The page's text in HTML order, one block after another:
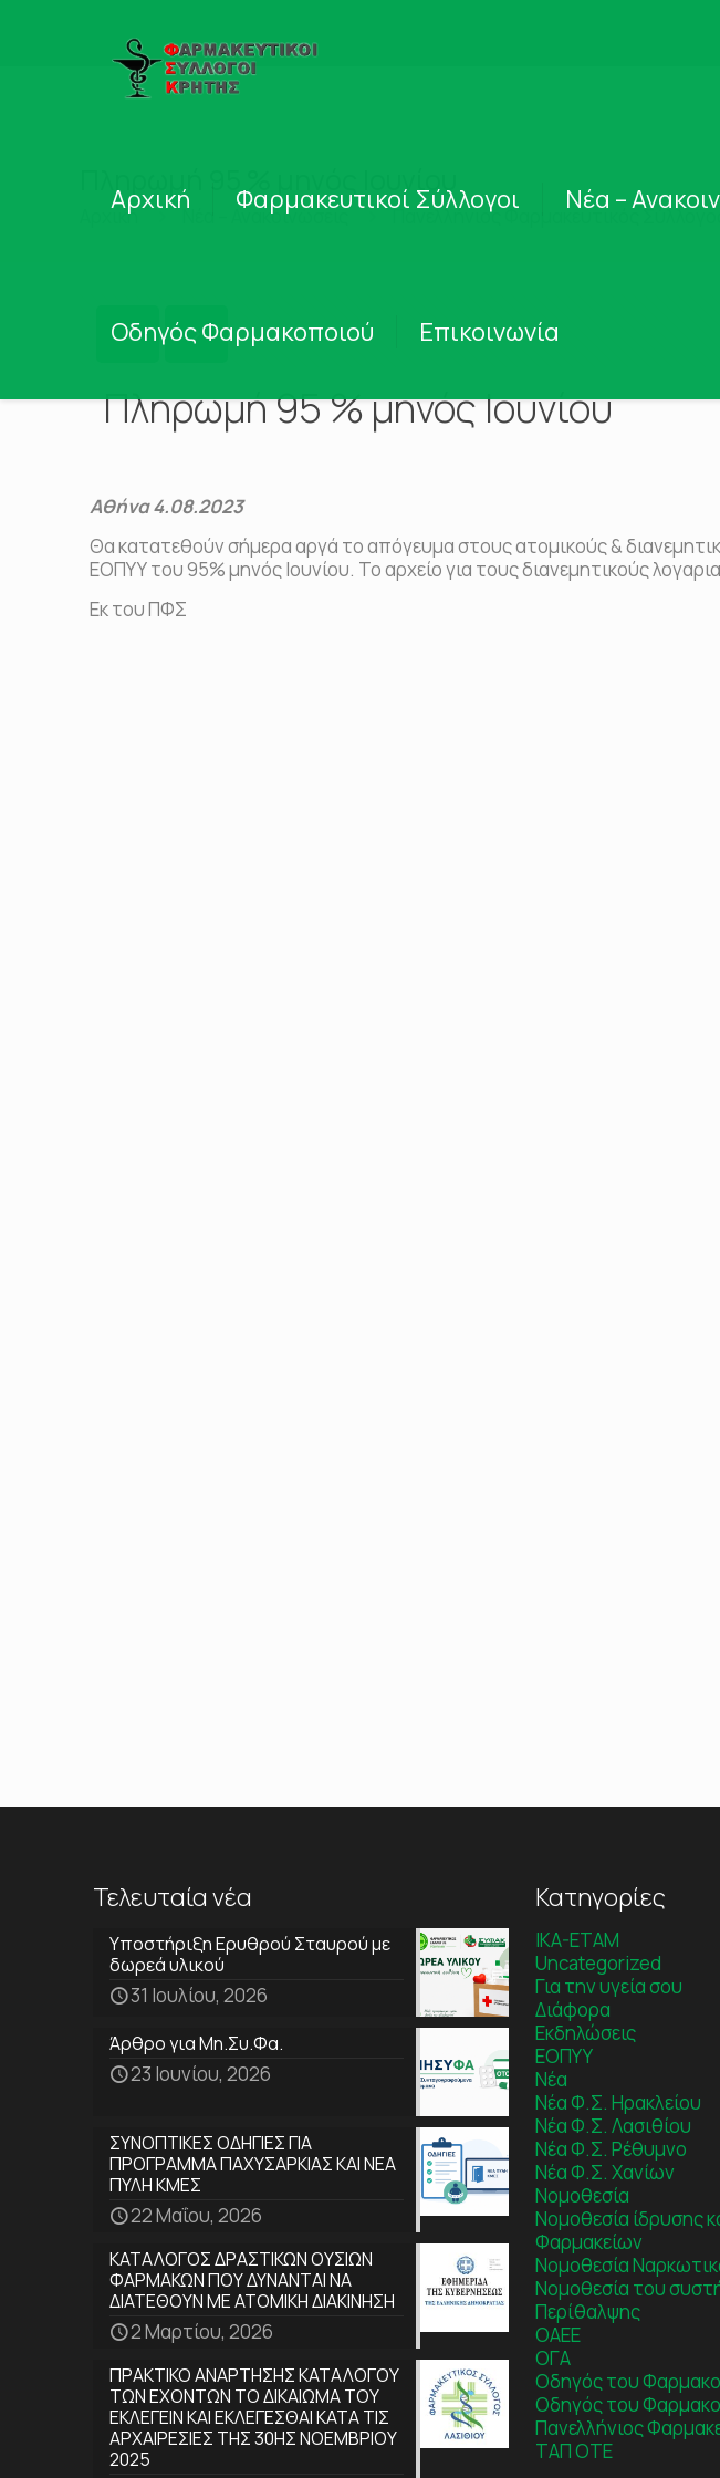
Αρχική Φαρμακευτικοί Σύλλογοι Νέα –
Οδηγός Φαρμακοποιού Επικοινωνία
Πληρωμή 95 % μηνός Ιουνίου
Αρχική Νέα – Ανακοινώσεις Πανελλήνιος Φαρμακευτικός
Πληρωμή 95 % μηνός Ιουνίου
Αθήνα 4.08.2023
Θα κατατεθούν σήμερα αργά το απόγευμα στους ατομικούς &
ΕΟΠΥΥ του 95% μηνός Ιουνίου. Το αρχείο για τους διανεμητικούς
Εκ του ΠΦΣ
Τελευταία νέα
Υποστήριξη Ερυθρού Σταυρού με
δωρεά υλικού
31 Ιουλίου, 2026
Άρθρο για Μη.Συ.Φα.
23 Ιουνίου, 2026
ΣΥΝΟΠΤΙΚΕΣ ΟΔΗΓΙΕΣ ΓΙΑ
ΠΡΟΓΡΑΜΜΑ ΠΑΧΥΣΑΡΚΙΑΣ ΚΑΙ ΝΕΑ
ΠΥΛΗ ΚΜΕΣ
22 Μαΐου, 2026
ΚΑΤΑΛΟΓΟΣ ΔΡΑΣΤΙΚΩΝ ΟΥΣΙΩΝ
ΦΑΡΜΑΚΩΝ ΠΟΥ ΔΥΝΑΝΤΑΙ ΝΑ
ΔΙΑΤΕΘΟΥΝ ΜΕ ΑΤΟΜΙΚΗ ΔΙΑΚΙΝΗΣΗ
2 Μαρτίου, 2026
ΠΡΑΚΤΙΚΟ ΑΝΑΡΤΗΣΗΣ ΚΑΤΑΛΟΓΟΥ
ΤΩΝ ΕΧΟΝΤΩΝ ΤΟ ΔΙΚΑΙΩΜΑ ΤΟΥ
ΕΚΛΕΓΕΙΝ ΚΑΙ ΕΚΛΕΓΕΣΘΑΙ ΚΑΤΑ ΤΙΣ
ΑΡΧΑΙΡΕΣΙΕΣ ΤΗΣ 30ΗΣ ΝΟΕΜΒΡΙΟΥ
2025
Κατηγορίες
IKA-ETAM
Uncategorized
Για την υγεία σου
Διάφορα
Εκδηλώσεις
ΕΟΠΥΥ
Νέα
Νέα Φ.Σ. Ηρακλείου
Νέα Φ.Σ. Λασιθίου
Νέα Φ.Σ. Ρέθυμνο
Νέα Φ.Σ. Χανίων
Νομοθεσία
Νομοθεσία ίδρυσης
Φαρμακείων
Νομοθεσία
Νομοθεσία του
Περίθαλψης
ΟΑΕΕ
ΟΓΑ
Οδηγός του
Οδηγός του
Πανελλήνιος
ΤΑΠ ΟΤΕ